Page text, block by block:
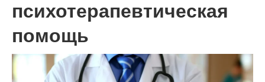
психотерапевтическая
помощь